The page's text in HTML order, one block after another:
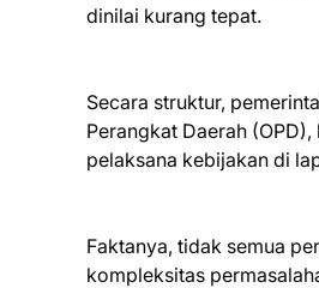
dinilai kurang tepat.
Secara struktur,
Perangkat Daerah
pelaksana kebijakan di
Faktanya, tidak semua
kompleksitas